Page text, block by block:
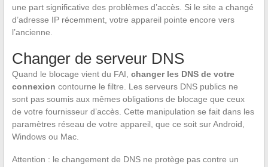
une part significative des problèmes d’accès. Si le site a changé
d’adresse IP récemment, votre appareil pointe encore vers
l’ancienne.
Changer de serveur DNS
Quand le blocage vient du FAI, changer les DNS de votre
connexion contourne le filtre. Les serveurs DNS publics ne
sont pas soumis aux mêmes obligations de blocage que ceux
de votre fournisseur d’accès. Cette manipulation se fait dans les
paramètres réseau de votre appareil, que ce soit sur Android,
Windows ou Mac.
Attention : le changement de DNS ne protège pas contre un